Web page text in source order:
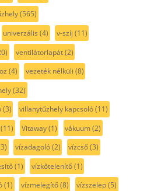
(565)
univerzális (4) v-szíj (11)
ventilátorlapát(2)
(4) vezeték nélküli (8)
(32)
(3) villanytűzhely kapcsoló(11)
(11) Vitaway(1) vákuum(2)
vízadagoló(2) vízcső(3)
(1) vízkőtelenítő(1)
(1) vízmelegítő(8) vízszelep(5)